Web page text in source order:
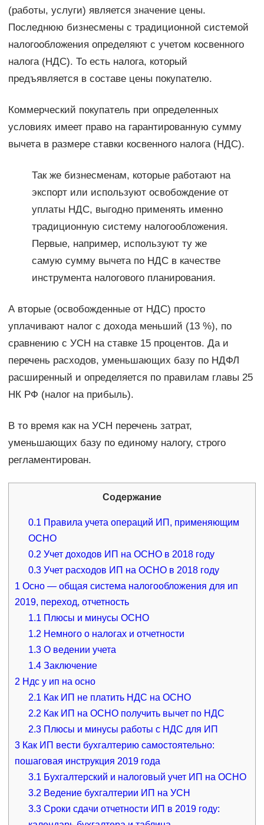
(работы, услуги) является значение цены.
Последнюю бизнесмены с традиционной системой
налогообложения определяют с учетом косвенного
налога (НДС). То есть налога, который
предъявляется в составе цены покупателю.
Коммерческий покупатель при определенных
условиях имеет право на гарантированную сумму
вычета в размере ставки косвенного налога (НДС).
Так же бизнесменам, которые работают на
экспорт или используют освобождение от
уплаты НДС, выгодно применять именно
традиционную систему налогообложения.
Первые, например, используют ту же
самую сумму вычета по НДС в качестве
инструмента налогового планирования.
А вторые (освобожденные от НДС) просто
уплачивают налог с дохода меньший (13 %), по
сравнению с УСН на ставке 15 процентов. Да и
перечень расходов, уменьшающих базу по НДФЛ
расширенный и определяется по правилам главы 25
НК РФ (налог на прибыль).
В то время как на УСН перечень затрат,
уменьшающих базу по единому налогу, строго
регламентирован.
Содержание
0.1 Правила учета операций ИП, применяющим
ОСНО
0.2 Учет доходов ИП на ОСНО в 2018 году
0.3 Учет расходов ИП на ОСНО в 2018 году
1 Осно — общая система налогообложения для ип
2019, переход, отчетность
1.1 Плюсы и минусы ОСНО
1.2 Немного о налогах и отчетности
1.3 О ведении учета
1.4 Заключение
2 Ндс у ип на осно
2.1 Как ИП не платить НДС на ОСНО
2.2 Как ИП на ОСНО получить вычет по НДС
2.3 Плюсы и минусы работы с НДС для ИП
3Как ИП вести бухгалтерию самостоятельно:
пошаговая инструкция 2019 года
3.1 Бухгалтерский и налоговый учет ИП на ОСНО
3.2 Ведение бухгалтерии ИП на УСН
3.3 Сроки сдачи отчетности ИП в 2019 году: